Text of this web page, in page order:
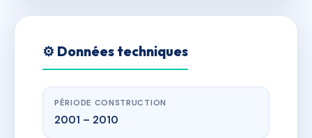
⚙️ Données techniques
PÉRIODE CONSTRUCTION
2001 – 2010